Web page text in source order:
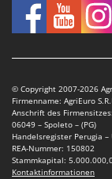
© Copyright 2007-2026
Firmenname: AgriEuro
Anschrift des
06049 – Spoleto – (PG)
Handelsregister Perugia
REA-Nummer: 150802
Stammkapital:
Kontaktinformationen